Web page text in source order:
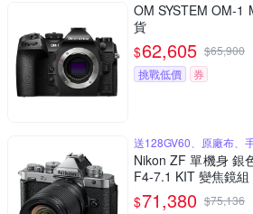
OM SYSTEM OM-1
貨
$62,605 $65,900
挑戰低價
券
送128GV60、原廠布、
Nikon ZF 單機身 銀
F4-7.1 KIT 變焦鏡組
$71,380 $75,136